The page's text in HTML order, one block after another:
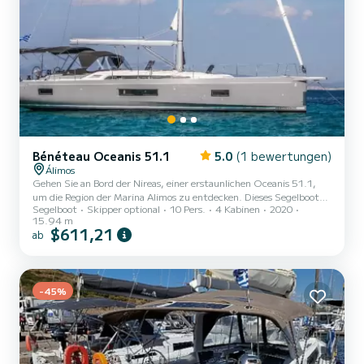
Bénéteau Oceanis 51.1 5.0 (1 bewertungen)
Álimos
Gehen Sie an Bord der Nireas, einer erstaunlichen Oceanis 51.1,
um die Region der Marina Alimos zu entdecken. Dieses Segelboot
wurde 2020 gebaut, um umfassenden Komfort und Leistung auf
See zu gewährleisten. Auf diesem 16 Meter langen Segelboot
werden Sie eine außergewöhnliche Kreuzfahrt erleben. Sie können
4 Toiletten mit Dusche ausgestattet. Dieses Boot ist mit...
Segelboot Skipper optional 10 Pers. 4 Kabinen
2020
15.94 m
ab $611,21
-45%